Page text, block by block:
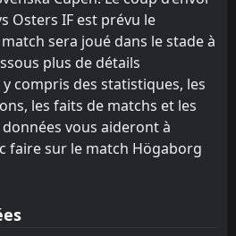
FF
2
3
Osters IF est prévu le
match sera joué dans le stade à
plus de détails
compris des statistiques, les
les faits de matchs et les
vous aideront à
faire sur le match Högaborg